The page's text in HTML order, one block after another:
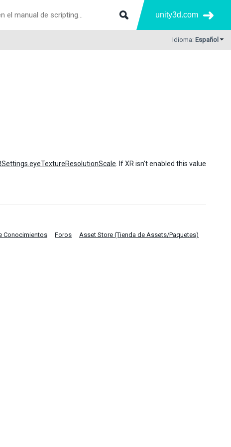
unity3d.com
Idioma: Español
. If XR isn't enabled this value
Conocimientos Foros Asset Store (Tienda de Assets/Paquetes)